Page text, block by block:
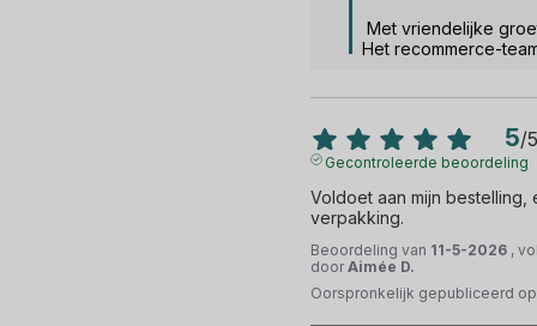
Het recommerce-
5/5
Gecontroleerde beoordeling
Voldoet aan mijn
verpakking.
Beoordeling van 11-5-2026 ,
door Aimée D.
Oorspronkelijk gepubliceerd